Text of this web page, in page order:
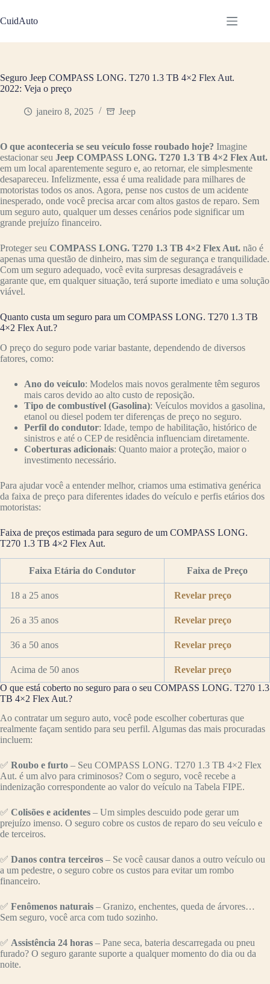
para
o
CuidAuto
Seguro Jeep COMPASS LONG. T270 1.3 TB 4×2 Flex Aut.
2022: Veja o preço
janeiro 8, 2025 Jeep
O que aconteceria se seu veículo fosse roubado hoje? Imagine
estacionar seu Jeep COMPASS LONG. T270 1.3 TB 4×2 Flex Aut.
em um local aparentemente seguro e, ao retornar, ele simplesmente
desapareceu. Infelizmente, essa é uma realidade para milhares de
motoristas todos os anos. Agora, pense nos custos de um acidente
inesperado, onde você precisa arcar com altos gastos de reparo. Sem
um seguro auto, qualquer um desses cenários pode significar um
grande prejuízo financeiro.
Proteger seu COMPASS LONG. T270 1.3 TB 4×2 Flex Aut. não é
apenas uma questão de dinheiro, mas sim de segurança e tranquilidade.
Com um seguro adequado, você evita surpresas desagradáveis e
garante que, em qualquer situação, terá suporte imediato e uma solução
viável.
Quanto custa um seguro para um COMPASS LONG. T270 1.3 TB
4×2 Flex Aut.?
O preço do seguro pode variar bastante, dependendo de diversos
fatores, como:
Ano do veículo: Modelos mais novos geralmente têm seguros
mais caros devido ao alto custo de reposição.
Tipo de combustível (Gasolina): Veículos movidos a gasolina,
etanol ou diesel podem ter diferenças de preço no seguro.
Perfil do condutor: Idade, tempo de habilitação, histórico de
sinistros e até o CEP de residência influenciam diretamente.
Coberturas adicionais: Quanto maior a proteção, maior o
investimento necessário.
Para ajudar você a entender melhor, criamos uma estimativa genérica
da faixa de preço para diferentes idades do veículo e perfis etários dos
motoristas:
Faixa de preços estimada para seguro de um COMPASS LONG.
T270 1.3 TB 4×2 Flex Aut.
Faixa Etária do Condutor Faixa de Preço
18 a 25 anos Revelar preço
26 a 35 anos Revelar preço
36 a 50 anos Revelar preço
Acima de 50 anos
Revelar preço
O que está coberto no seguro para o seu COMPASS LONG. T270 1.3
TB 4×2 Flex Aut.?
Ao contratar um seguro auto, você pode escolher coberturas que
realmente façam sentido para seu perfil. Algumas das mais procuradas
incluem:
✅ Roubo e furto – Seu COMPASS LONG. T270 1.3 TB 4×2 Flex
Aut. é um alvo para criminosos? Com o seguro, você recebe a
indenização correspondente ao valor do veículo na Tabela FIPE.
✅ Colisões e acidentes – Um simples descuido pode gerar um
prejuízo imenso. O seguro cobre os custos de reparo do seu veículo e
de terceiros.
✅ Danos contra terceiros – Se você causar danos a outro veículo ou
a um pedestre, o seguro cobre os custos para evitar um rombo
financeiro.
✅ Fenômenos naturais – Granizo, enchentes, queda de árvores…
Sem seguro, você arca com tudo sozinho.
✅ Assistência 24 horas – Pane seca, bateria descarregada ou pneu
furado? O seguro garante suporte a qualquer momento do dia ou da
noite.